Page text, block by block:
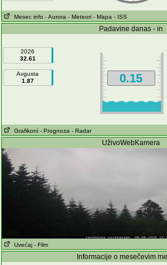
Mesec info - Aurora - Meteori - Mapa - ISS
Padavine danas - in
2026
32.61
Avgusta
1.87
0.15
Grafikoni - Prognoza - Radar
UživoWebKamera
Uvećaj - Film
Informacije o mesečevim